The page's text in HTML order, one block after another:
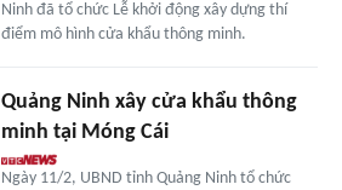
Ninh đã tổ chức Lễ khởi động xây dựng thí
điểm mô hình cửa khẩu thông minh.
Quảng Ninh xây cửa khẩu thông
minh tại Móng Cái
Ngày 11/2, UBND tỉnh Quảng Ninh tổ chức